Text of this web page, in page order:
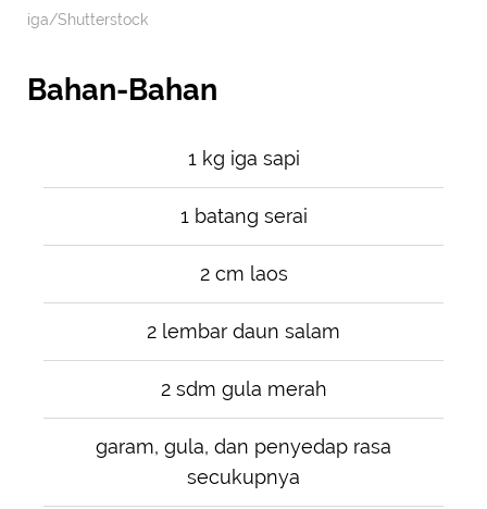
iga/Shutterstock
Bahan-Bahan
1 kg iga sapi
1 batang serai
2 cm laos
2 lembar daun salam
2 sdm gula merah
garam, gula, dan penyedap rasa
secukupnya